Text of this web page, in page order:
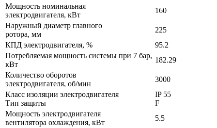
Мощность номинальная
электродвигателя, кВт
160
Наружный диаметр главного
ротора, мм
225
КПД электродвигателя, %
95.2
Потребляемая мощность системы при 7 бар,
кВт
182.29
Количество оборотов
электродвигателя, об/мин
3000
Класс изоляции электродвигателя
Тип защиты
IP 55
F
Мощность электродвигателя
вентилятора охлаждения, кВт
5.5